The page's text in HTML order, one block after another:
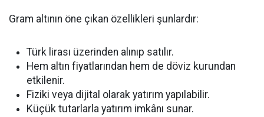
Gram altının öne çıkan özellikleri şunlardır:
Türk lirası üzerinden alınıp satılır.
Hem altın fiyatlarından hem de döviz kurundan
etkilenir.
Fiziki veya dijital olarak yatırım yapılabilir.
Küçük tutarlarla yatırım imkânı sunar.